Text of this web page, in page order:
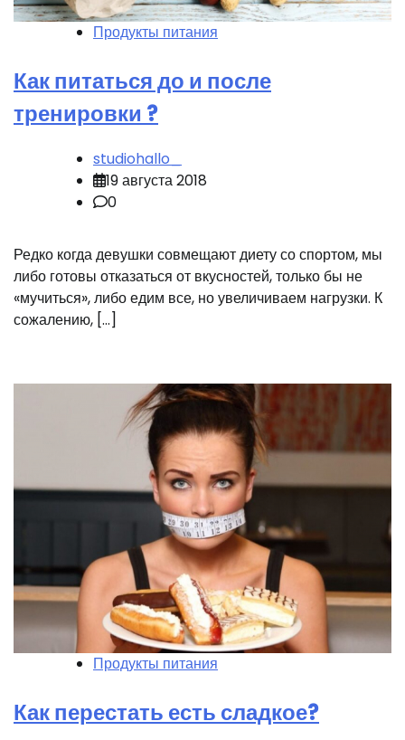
Продукты питания
Как питаться до и после
тренировки ?
studiohallo_
19 августа 2018
0
Редко когда девушки совмещают диету со спортом, мы
либо готовы отказаться от вкусностей, только бы не
«мучиться», либо едим все, но увеличиваем нагрузки. К
сожалению, […]
Продукты питания
Как перестать есть сладкое?